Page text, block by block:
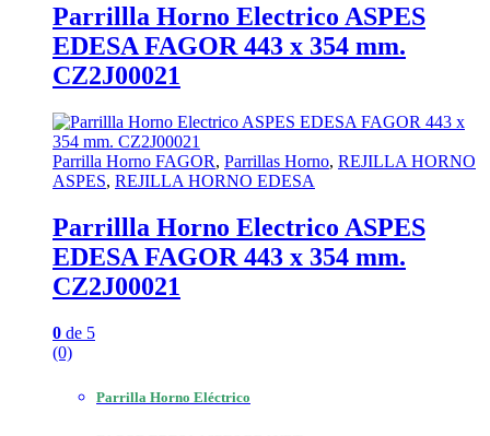
Parrillla Horno Electrico ASPES
EDESA FAGOR 443 x 354 mm.
CZ2J00021
Parrilla Horno FAGOR, Parrillas Horno, REJILLA HORNO
ASPES, REJILLA HORNO EDESA
Parrillla Horno Electrico ASPES
EDESA FAGOR 443 x 354 mm.
CZ2J00021
0 de 5
(0)
Parrilla Horno Eléctrico